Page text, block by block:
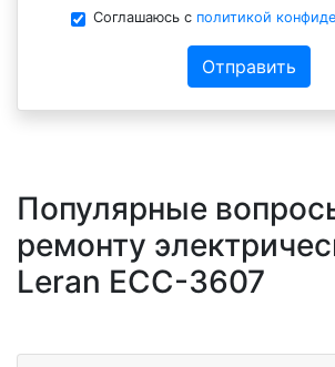
Соглашаюсь с политикой
Отправить
Популярные
ремонту
Leran ECC-3607